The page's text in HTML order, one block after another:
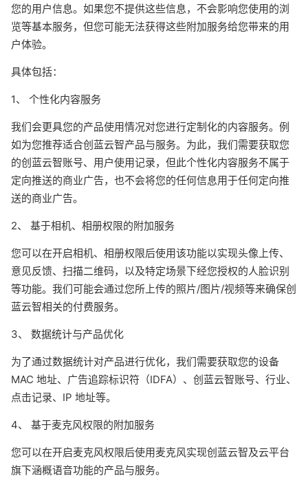
您的用户信息。如果您不提供这些信息，不会影响您使用的浏
览等基本服务，但您可能无法获得这些附加服务给您带来的用
户体验。
具体包括：
1、 个性化内容服务
我们会更具您的产品使用情况对您进行定制化的内容服务。例
如为您推荐适合创蓝云智产品与服务。为此，我们需要获取您
的创蓝云智账号、用户使用记录，但此个性化内容服务不属于
定向推送的商业广告，也不会将您的任何信息用于任何定向推
送的商业广告。
2、 基于相机、相册权限的附加服务
您可以在开启相机、相册权限后使用该功能以实现头像上传、
意见反馈、扫描二维码，以及特定场景下经您授权的人脸识别
等功能。我们可能会通过您所上传的照片/图片/视频等来确保创
蓝云智相关的付费服务。
3、 数据统计与产品优化
为了通过数据统计对产品进行优化，我们需要获取您的设备
MAC 地址、广告追踪标识符（IDFA）、创蓝云智账号、行业、
点击记录、IP 地址等。
4、 基于麦克风权限的附加服务
您可以在开启麦克风权限后使用麦克风实现创蓝云智及云平台
旗下涵概语音功能的产品与服务。